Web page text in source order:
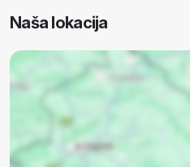
Naša lokacija